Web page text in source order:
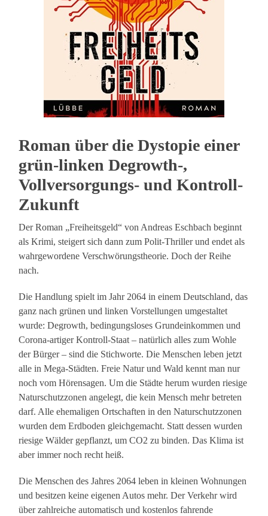
Roman über die Dystopie einer
grün-linken Degrowth-,
Vollversorgungs- und Kontroll-
Zukunft
Der Roman „Freiheitsgeld“ von Andreas Eschbach beginnt
als Krimi, steigert sich dann zum Polit-Thriller und endet als
wahrgewordene Verschwörungstheorie. Doch der Reihe
nach.
Die Handlung spielt im Jahr 2064 in einem Deutschland, das
ganz nach grünen und linken Vorstellungen umgestaltet
wurde: Degrowth, bedingungsloses Grundeinkommen und
Corona-artiger Kontroll-Staat – natürlich alles zum Wohle
der Bürger – sind die Stichworte. Die Menschen leben jetzt
alle in Mega-Städten. Freie Natur und Wald kennt man nur
noch vom Hörensagen. Um die Städte herum wurden riesige
Naturschutzzonen angelegt, die kein Mensch mehr betreten
darf. Alle ehemaligen Ortschaften in den Naturschutzzonen
wurden dem Erdboden gleichgemacht. Statt dessen wurden
riesige Wälder gepflanzt, um CO2 zu binden. Das Klima ist
aber immer noch recht heiß.
Die Menschen des Jahres 2064 leben in kleinen Wohnungen
und besitzen keine eigenen Autos mehr. Der Verkehr wird
über zahlreiche automatisch und kostenlos fahrende